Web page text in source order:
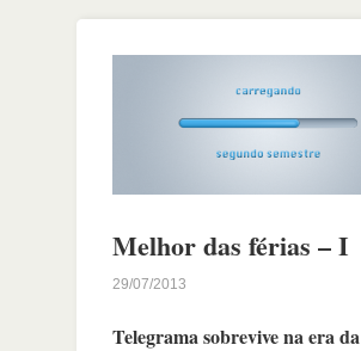
Melhor das férias – I
29/07/2013
Telegrama sobrevive na era da